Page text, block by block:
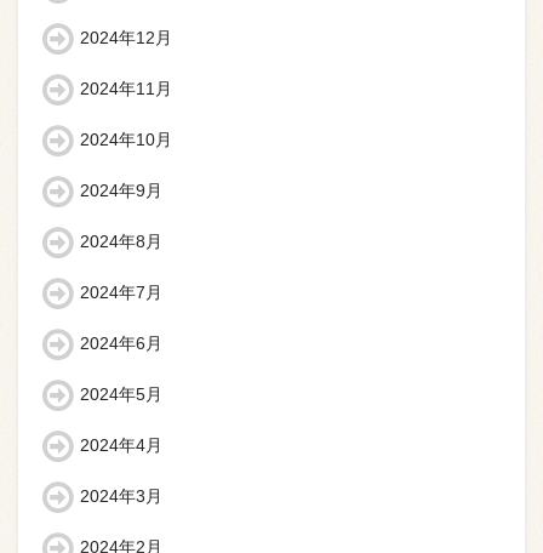
2024年12月
2024年11月
2024年10月
2024年9月
2024年8月
2024年7月
2024年6月
2024年5月
2024年4月
2024年3月
2024年2月